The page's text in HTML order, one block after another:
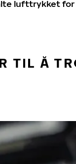
lufttrykket for
TIL Å